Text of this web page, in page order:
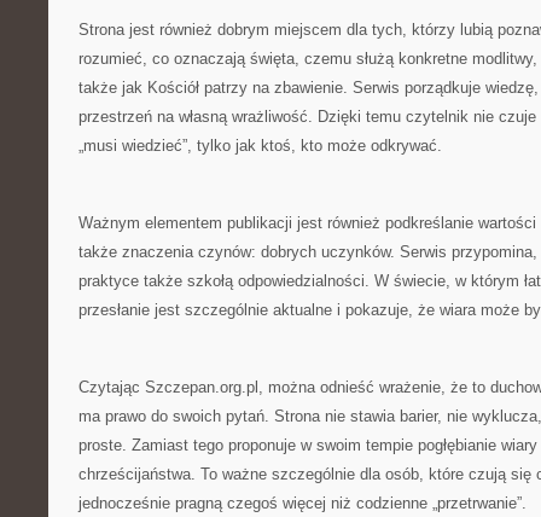
Strona jest również dobrym miejscem dla tych, którzy lubią
rozumieć, co oznaczają święta, czemu służą konkretne
także jak Kościół patrzy na zbawienie. Serwis porządkuje
przestrzeń na własną wrażliwość. Dzięki temu czytelnik nie
„musi wiedzieć”, tylko jak ktoś, kto może odkrywać.
Ważnym elementem publikacji jest również podkreślanie
także znaczenia czynów: dobrych uczynków. Serwis
praktyce także szkołą odpowiedzialności. W świecie, w którym
przesłanie jest szczególnie aktualne i pokazuje, że wiara może
Czytając Szczepan.org.pl, można odnieść wrażenie, że to
ma prawo do swoich pytań. Strona nie stawia barier, nie
proste. Zamiast tego proponuje w swoim tempie pogłębianie
chrześcijaństwa. To ważne szczególnie dla osób, które czują się
jednocześnie pragną czegoś więcej niż codzienne „przetrwanie”.